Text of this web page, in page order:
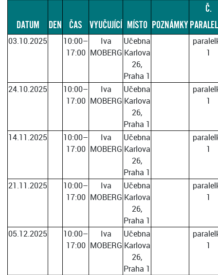
DATUM DEN ČAS VYUČUJÍCÍ MÍSTO POZNÁMKY
Č.
03.10.2025
10:00–
17:00
Iva
MOBERG
Učebna
Karlova
26,
Praha 1
1
24.10.2025
10:00–
17:00
Iva
MOBERG
Učebna
Karlova
26,
Praha 1
1
14.11.2025
10:00–
17:00
Iva
MOBERG
Učebna
Karlova
26,
Praha 1
1
21.11.2025
10:00–
17:00
Iva
MOBERG
Učebna
Karlova
26,
Praha 1
1
05.12.2025
10:00–
17:00
Iva
MOBERG
Učebna
Karlova
26,
Praha 1
1